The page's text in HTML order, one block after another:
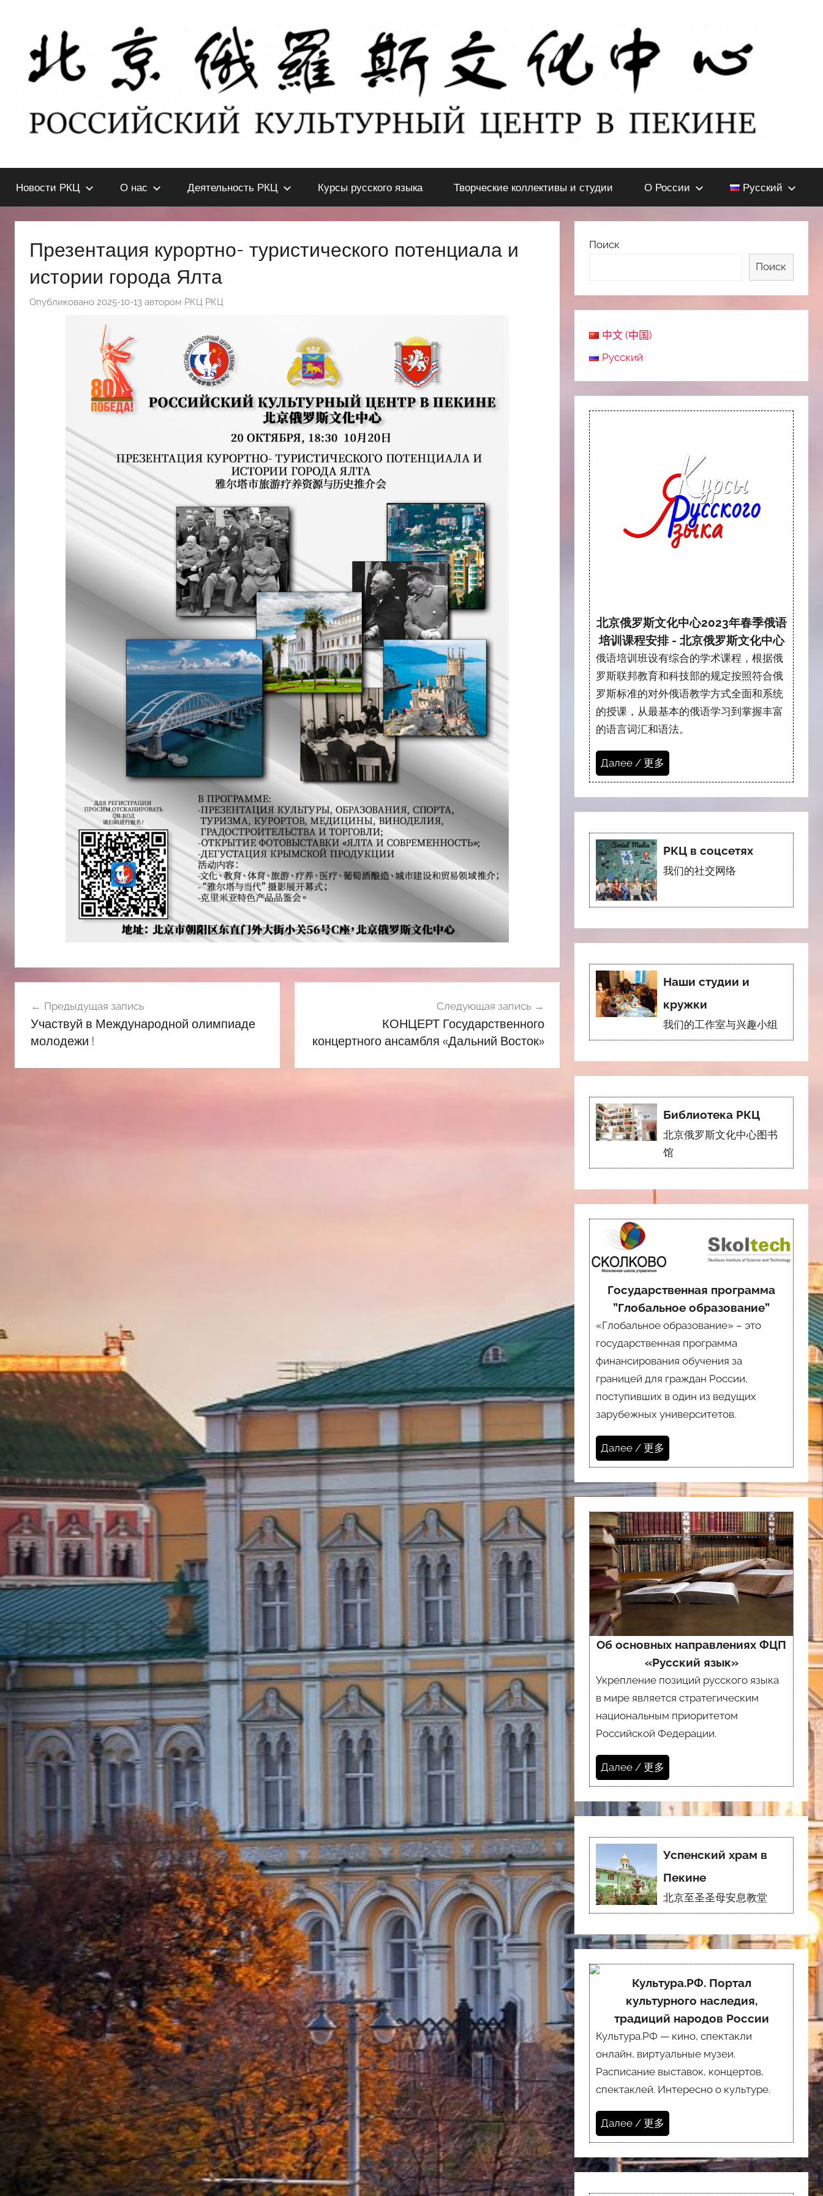
содержимому
北
京
罗
斯
КУЛЬТУРНЫЙ
ЦЕНТР
ПЕКИНЕ
Новости РКЦ О нас Деятельность РКЦ Курсы русского языка Творческие коллективы и студии О России Русский
Презентация курортно- туристического потенциала и
истории города Ялта
Опубликовано 2025-10-13 автором РКЦ РКЦ
по
записям
Предыдущая запись
Участвуй в Международной олимпиаде
молодежи !
Следующая запись
КОНЦЕРТ Государственного
концертного ансамбля «Дальний Восток»
Поиск
Поиск
中文 (中国)
Русский
北京俄罗斯文化中心2023年春季俄语
培训课程安排 - 北京俄罗斯文化中心
俄语培训班设有综合的学术课程，根据俄
罗斯联邦教育和科技部的规定按照符合俄
罗斯标准的对外俄语教学方式全面和系统
的授课，从最基本的俄语学习到掌握丰富
的语言词汇和语法。
Далее / 更多
РКЦ в соцсетях
我们的社交网络
Наши студии и
кружки
我们的工作室与兴趣小组
Библиотека РКЦ
北京俄罗斯文化中心图书
馆
Государственная программа
”Глобальное образование”
«Глобальное образование» – это
государственная программа
финансирования обучения за
границей для граждан России,
поступивших в один из ведущих
зарубежных университетов.
Далее / 更多
Об основных направлениях ФЦП
«Русский язык»
Укрепление позиций русского языка
в мире является стратегическим
национальным приоритетом
Российской Федерации.
Далее / 更多
Успенский храм в
Пекине
北京至圣圣母安息教堂
Культура.РФ. Портал
культурного наследия,
традиций народов России
Культура.РФ — кино, спектакли
онлайн, виртуальные музеи.
Расписание выставок, концертов,
спектаклей. Интересно о культуре.
Далее / 更多